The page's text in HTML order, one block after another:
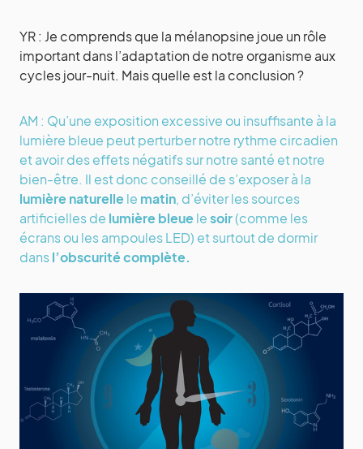
YR : Je comprends que la mélanopsine joue un rôle
important dans l’adaptation de notre organisme aux
cycles jour-nuit. Mais quelle est la conclusion ?
AM : Qu’une exposition excessive ou insuffisante à la
lumière bleue peut perturber notre rythme circadien
et avoir des effets négatifs sur notre santé et notre
bien-être. Il est donc conseillé de s’exposer à la
lumière naturellele matin, d’éviter les sources
artificielles de lumière bleuelesoir(comme les
écrans ou les ampoules LED) et surtout de dormir
dansl’obscurité complète.